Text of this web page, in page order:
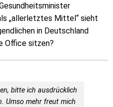
„allerletztes Mittel“ sieht
in Deutschland
Office sitzen?
bitte ich ausdrücklich
Umso mehr freut mich